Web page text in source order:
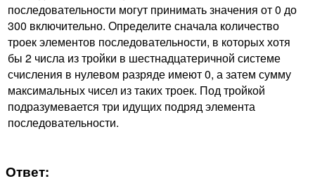
последовательности могут принимать значения от 0 до
300 включительно. Определите сначала количество
троек элементов последовательности, в которых хотя
бы 2 числа из тройки в шестнадцатеричной системе
счисления в нулевом разряде имеют 0, а затем сумму
максимальных чисел из таких троек. Под тройкой
подразумевается три идущих подряд элемента
последовательности.
Ответ: